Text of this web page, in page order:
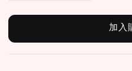
加入